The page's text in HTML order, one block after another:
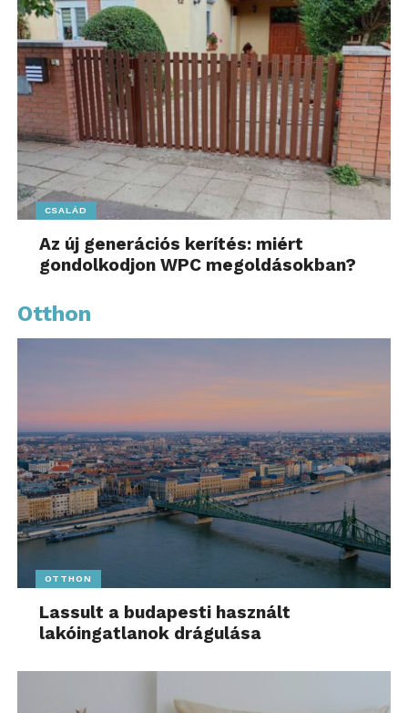
CSALÁD
Az új generációs kerítés: miért
gondolkodjon WPC megoldásokban?
Otthon
OTTHON
Lassult a budapesti használt
lakóingatlanok drágulása